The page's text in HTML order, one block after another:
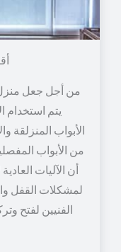
من أجل جعل منزل
يتم استخدام
الأبواب المنزلقة
من الأبواب
أن الآليات
لمشكلات القفل
الفنيين لفتح